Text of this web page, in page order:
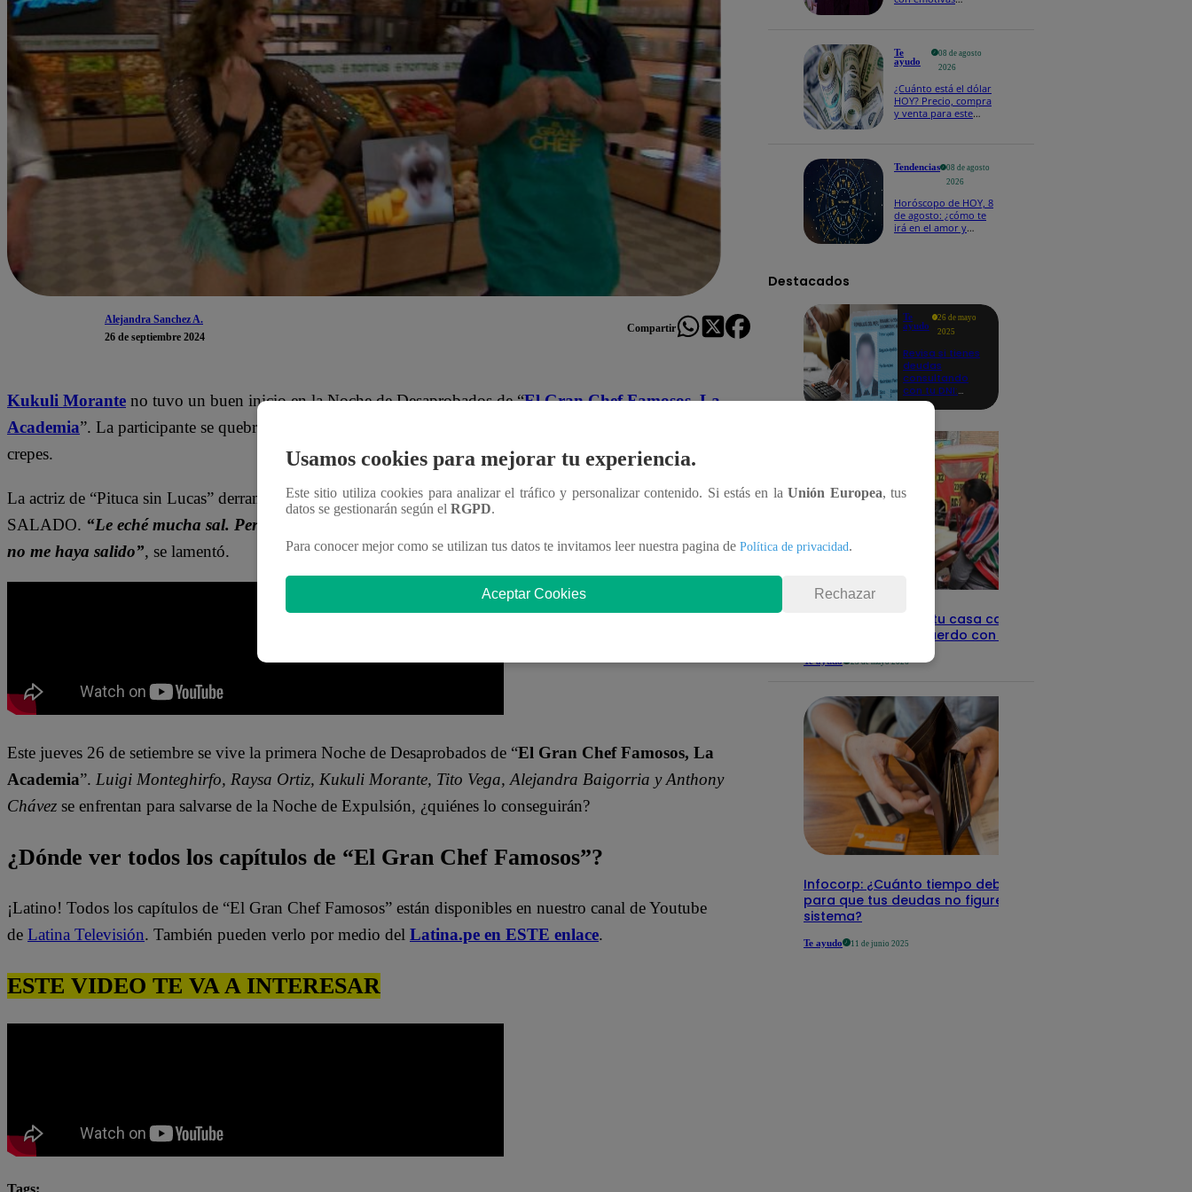
Alejandra Sanchez A.
26 de septiembre 2024
Compartir
Kukuli Morante no tuvo un buen inicio en la Noche de Desaprobados de “El Gran Chef Famosos, La
Academia”. La participante se quebró ante las cámaras al no tener un buen desempeño culinario con los
crepes.
La actriz de “Pituca sin Lucas” derramó lágrimas al notar que su relleno de las crepes estaba demasiado
SALADO. “Le eché mucha sal. Perdonen, pero entregué algo de corazón y me da muchísima pena que
no me haya salido”, se lamentó.
Este jueves 26 de setiembre se vive la primera Noche de Desaprobados de “El Gran Chef Famosos, La
Academia”. Luigi Monteghirfo, Raysa Ortiz, Kukuli Morante, Tito Vega, Alejandra Baigorria y Anthony
Chávez se enfrentan para salvarse de la Noche de Expulsión, ¿quiénes lo conseguirán?
¿Dónde ver todos los capítulos de “El Gran Chef Famosos”?
¡Latino! Todos los capítulos de “El Gran Chef Famosos” están disponibles en nuestro canal de Youtube
de Latina Televisión. También pueden verlo por medio del Latina.pe en ESTE enlace.
ESTE VIDEO TE VA A INTERESAR
Te
ayudo
08 de agosto
2026
¿Cuánto está el dólar
HOY? Precio, compra
y venta para este
Tendencias
08 de agosto
2026
Horóscopo de HOY, 8
de agosto: ¿cómo te
irá en el amor y
Destacados
Te
ayudo
26 de mayo
2025
Revisa si tienes
deudas
consultando
con tu DNI:
aquí los
detalles
Revisa con tu DNI si tu casa califica
como pobre, de acuerdo con el Sisfoh
Te ayudo 25 de mayo 2026
Infocorp: ¿Cuánto tiempo debe pasar
para que tus deudas no figuren en su
sistema?
Te ayudo 11 de junio 2025
Usamos cookies para mejorar tu experiencia.
Este sitio utiliza cookies para analizar el tráfico y personalizar contenido. Si estás en laUnión Europea, tus
datos se gestionarán según el RGPD.
Para conocer mejor como se utilizan tus datos te invitamos leer nuestra pagina de Política de privacidad.
Aceptar Cookies Rechazar